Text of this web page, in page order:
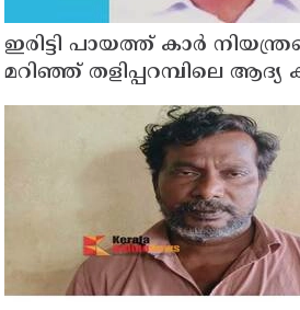
ഇരിട്ടി പായത്ത് കാർ
മറിഞ്ഞ് തളിപ്പറമ്പിലെ ആദ്യ
കോണ്‍ഗ്രസ് നേതാവ് മരിച്ചു